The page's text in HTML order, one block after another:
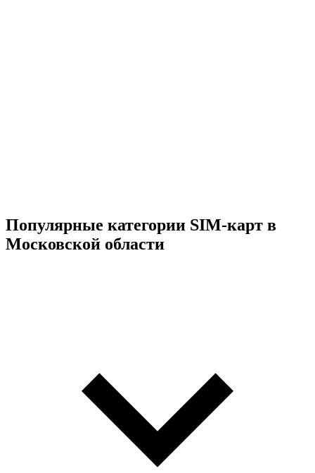
Популярные категории SIM-карт в
Московской области